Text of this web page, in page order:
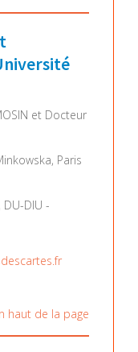
et Docteur
Paris
DIU -
haut de la page